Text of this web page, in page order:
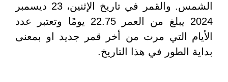
الشمس. والقمر في تاريخ الإثنين، 23 ديسمبر
2024 يبلغ من العمر 22.75 يومًا وتعتبر عدد
الأيام التي مرت من أخر قمر جديد او بمعنى
بداية الطور في هذا التاريخ.